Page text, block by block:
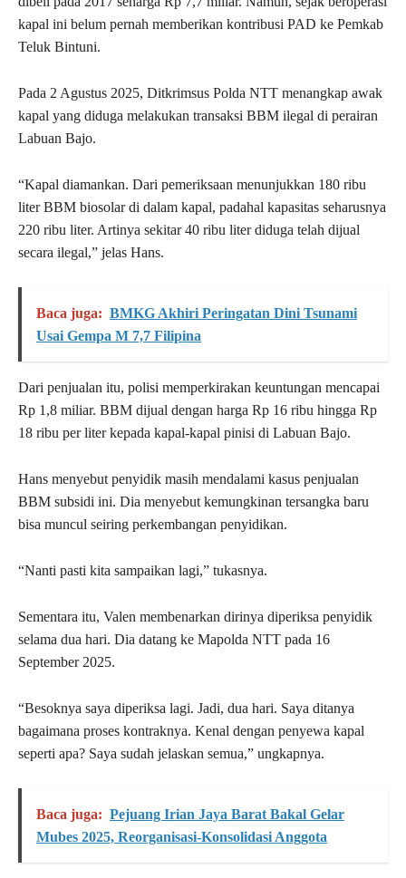
kapal ini belum pernah memberikan kontribusi PAD ke Pemkab
Teluk Bintuni.
Pada 2 Agustus 2025, Ditkrimsus Polda NTT menangkap awak
kapal yang diduga melakukan transaksi BBM ilegal di perairan
Labuan Bajo.
“Kapal diamankan. Dari pemeriksaan menunjukkan 180 ribu
liter BBM biosolar di dalam kapal, padahal kapasitas seharusnya
220 ribu liter. Artinya sekitar 40 ribu liter diduga telah dijual
secara ilegal,” jelas Hans.
Baca juga: BMKG Akhiri Peringatan Dini Tsunami
Usai Gempa M 7,7 Filipina
Dari penjualan itu, polisi memperkirakan keuntungan mencapai
Rp 1,8 miliar. BBM dijual dengan harga Rp 16 ribu hingga Rp
18 ribu per liter kepada kapal-kapal pinisi di Labuan Bajo.
Hans menyebut penyidik masih mendalami kasus penjualan
BBM subsidi ini. Dia menyebut kemungkinan tersangka baru
bisa muncul seiring perkembangan penyidikan.
“Nanti pasti kita sampaikan lagi,” tukasnya.
Sementara itu, Valen membenarkan dirinya diperiksa penyidik
selama dua hari. Dia datang ke Mapolda NTT pada 16
September 2025.
“Besoknya saya diperiksa lagi. Jadi, dua hari. Saya ditanya
bagaimana proses kontraknya. Kenal dengan penyewa kapal
seperti apa? Saya sudah jelaskan semua,” ungkapnya.
Baca juga: Pejuang Irian Jaya Barat Bakal Gelar
Mubes 2025, Reorganisasi-Konsolidasi Anggota